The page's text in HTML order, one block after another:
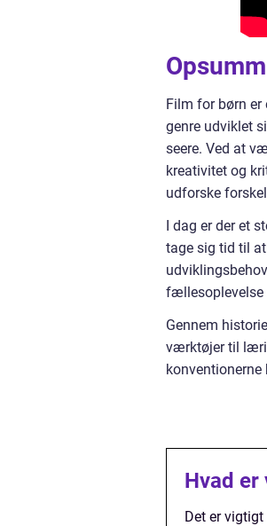
Film for børn
genre udviklet
seere. Ved at
kreativitet og
udforske
I dag er der et
tage sig tid til
fællesoplevelse
Gennem
værktøjer til
Hvad
Det er